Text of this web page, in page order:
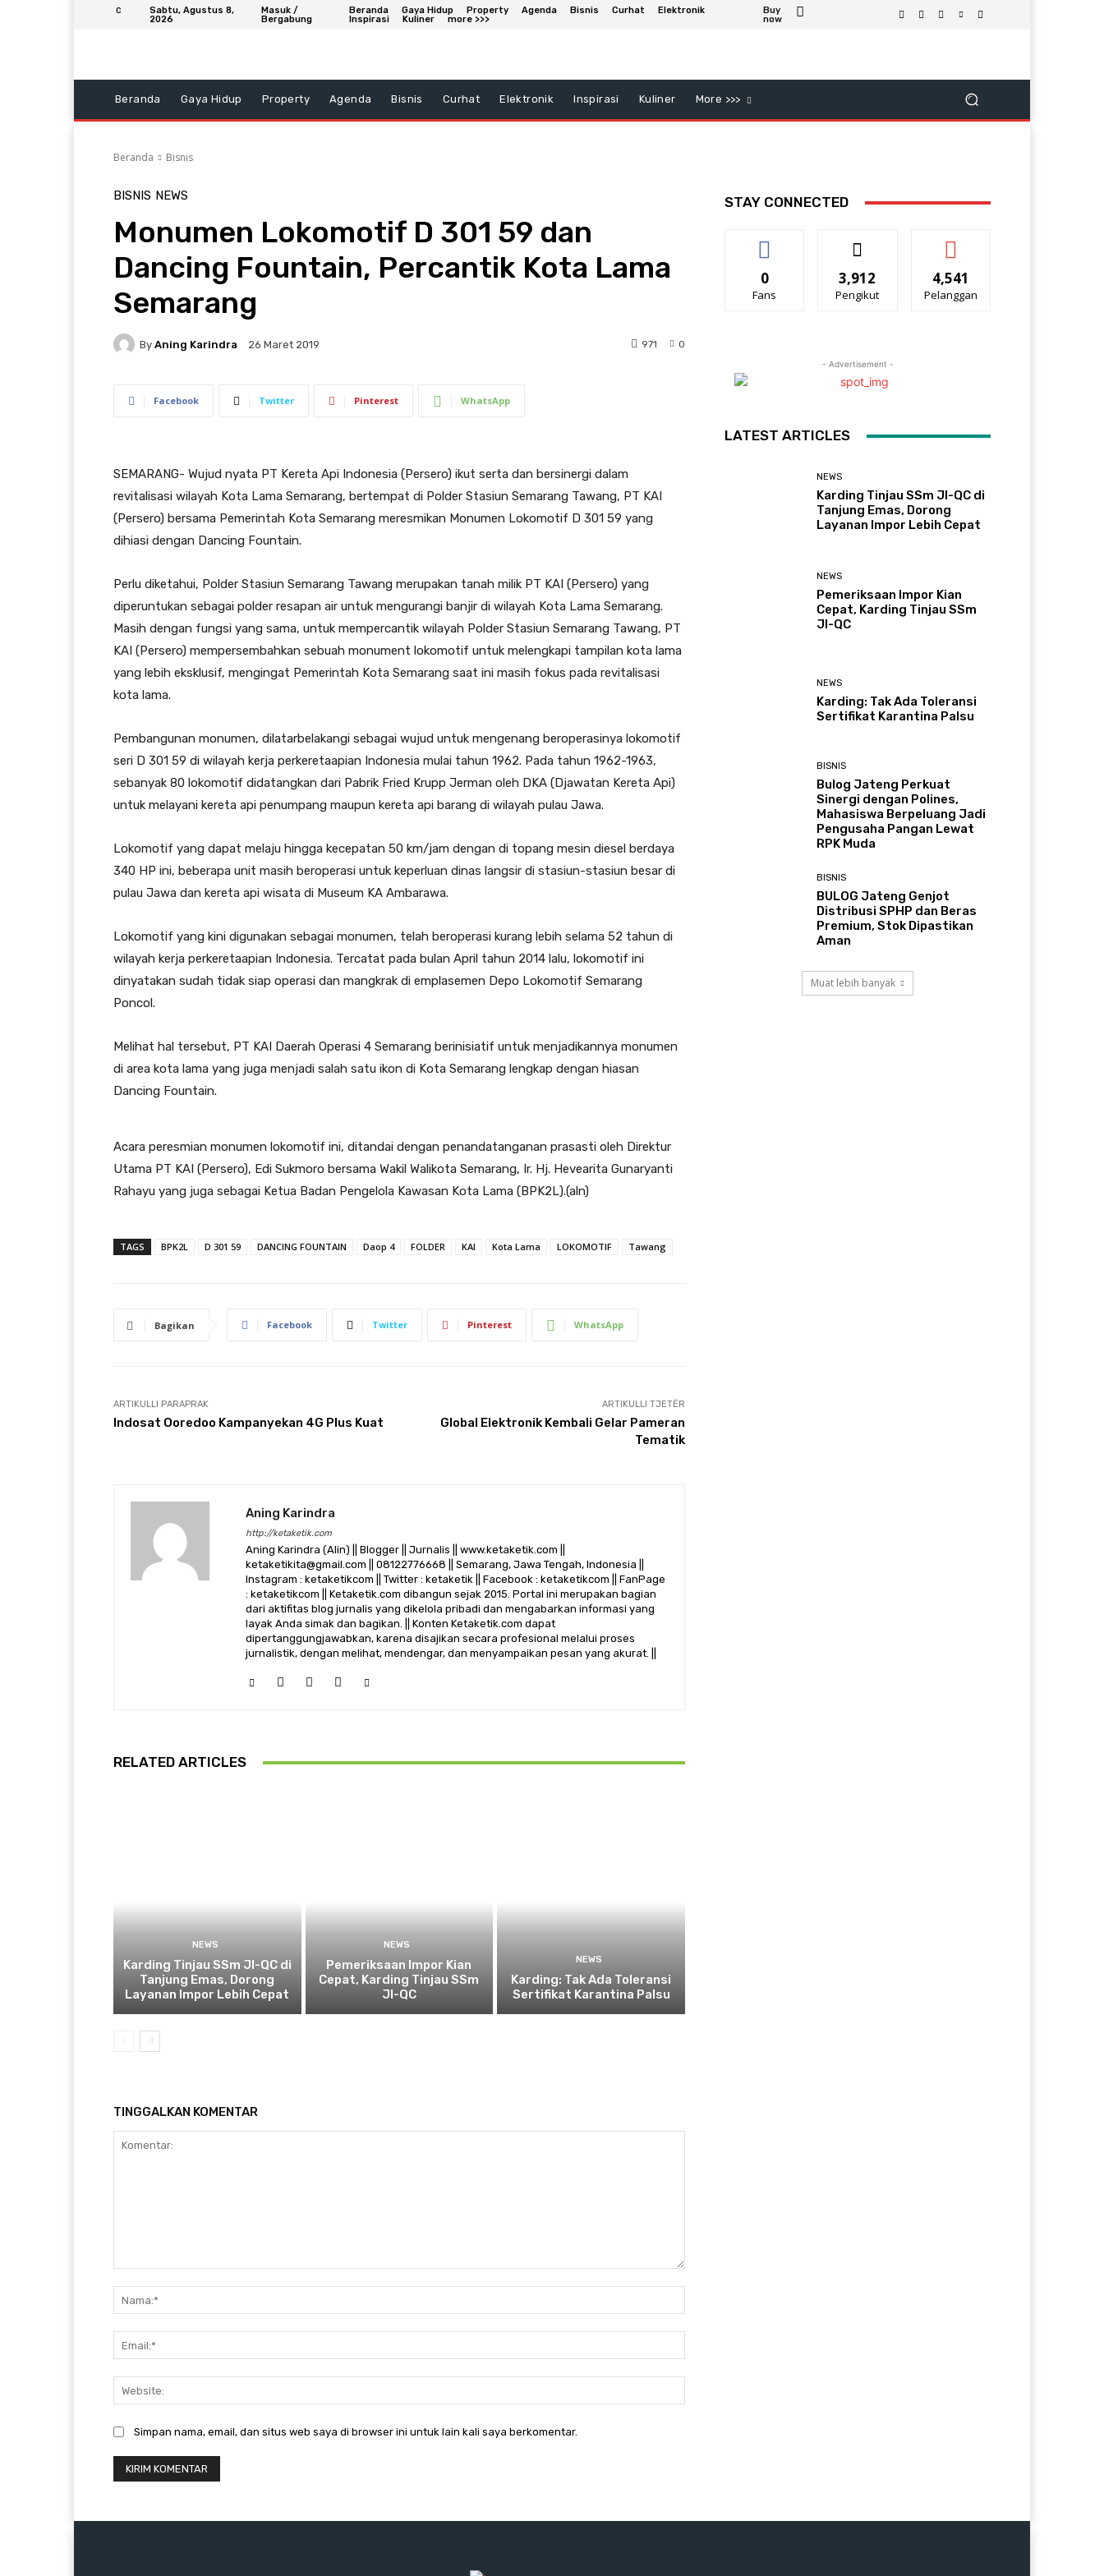
C
Sabtu, Agustus 8,
2026
Masuk /
Bergabung
Beranda Gaya Hidup Property Agenda Bisnis Curhat
Elektronik
Inspirasi
Kuliner more >>>
Buy
now
Beranda Gaya Hidup Property Agenda Bisnis Curhat Elektronik Inspirasi Kuliner More >>>
Beranda Bisnis
BISNIS NEWS
Monumen Lokomotif D 301 59 dan
Dancing Fountain, Percantik Kota Lama
Semarang
By Aning Karindra 26 Maret 2019 0
971
Facebook Twitter Pinterest WhatsApp
SEMARANG- Wujud nyata PT Kereta Api Indonesia (Persero) ikut serta dan bersinergi dalam
revitalisasi wilayah Kota Lama Semarang, bertempat di Polder Stasiun Semarang Tawang, PT KAI
(Persero) bersama Pemerintah Kota Semarang meresmikan Monumen Lokomotif D 301 59 yang
dihiasi dengan Dancing Fountain.
Perlu diketahui, Polder Stasiun Semarang Tawang merupakan tanah milik PT KAI (Persero) yang
diperuntukan sebagai polder resapan air untuk mengurangi banjir di wilayah Kota Lama Semarang.
Masih dengan fungsi yang sama, untuk mempercantik wilayah Polder Stasiun Semarang Tawang, PT
KAI (Persero) mempersembahkan sebuah monument lokomotif untuk melengkapi tampilan kota lama
yang lebih eksklusif, mengingat Pemerintah Kota Semarang saat ini masih fokus pada revitalisasi
kota lama.
Pembangunan monumen, dilatarbelakangi sebagai wujud untuk mengenang beroperasinya lokomotif
seri D 301 59 di wilayah kerja perkeretaapian Indonesia mulai tahun 1962. Pada tahun 1962-1963,
sebanyak 80 lokomotif didatangkan dari Pabrik Fried Krupp Jerman oleh DKA (Djawatan Kereta Api)
untuk melayani kereta api penumpang maupun kereta api barang di wilayah pulau Jawa.
Lokomotif yang dapat melaju hingga kecepatan 50 km/jam dengan di topang mesin diesel berdaya
340 HP ini, beberapa unit masih beroperasi untuk keperluan dinas langsir di stasiun-stasiun besar di
pulau Jawa dan kereta api wisata di Museum KA Ambarawa.
Lokomotif yang kini digunakan sebagai monumen, telah beroperasi kurang lebih selama 52 tahun di
wilayah kerja perkeretaapian Indonesia. Tercatat pada bulan April tahun 2014 lalu, lokomotif ini
dinyatakan sudah tidak siap operasi dan mangkrak di emplasemen Depo Lokomotif Semarang
Poncol.
Melihat hal tersebut, PT KAI Daerah Operasi 4 Semarang berinisiatif untuk menjadikannya monumen
di area kota lama yang juga menjadi salah satu ikon di Kota Semarang lengkap dengan hiasan
Dancing Fountain.
Acara peresmian monumen lokomotif ini, ditandai dengan penandatanganan prasasti oleh Direktur
Utama PT KAI (Persero), Edi Sukmoro bersama Wakil Walikota Semarang, Ir. Hj. Hevearita Gunaryanti
Rahayu yang juga sebagai Ketua Badan Pengelola Kawasan Kota Lama (BPK2L).(aln)
TAGS BPK2L D 301 59 DANCING FOUNTAIN Daop 4 FOLDER KAI Kota Lama LOKOMOTIF Tawang
Bagikan Facebook Twitter Pinterest WhatsApp
ARTIKULLI PARAPRAK
Indosat Ooredoo Kampanyekan 4G Plus Kuat
ARTIKULLI TJETËR
Global Elektronik Kembali Gelar Pameran
Tematik
Aning Karindra
http://ketaketik.com
Aning Karindra (Alin) || Blogger || Jurnalis || www.ketaketik.com ||
ketaketikita@gmail.com || 08122776668 || Semarang, Jawa Tengah, Indonesia ||
Instagram : ketaketikcom || Twitter : ketaketik || Facebook : ketaketikcom || FanPage
: ketaketikcom || Ketaketik.com dibangun sejak 2015. Portal ini merupakan bagian
dari aktifitas blog jurnalis yang dikelola pribadi dan mengabarkan informasi yang
layak Anda simak dan bagikan. || Konten Ketaketik.com dapat
dipertanggungjawabkan, karena disajikan secara profesional melalui proses
jurnalistik, dengan melihat, mendengar, dan menyampaikan pesan yang akurat. ||
RELATED ARTICLES
NEWS
Karding Tinjau SSm JI-QC di
Tanjung Emas, Dorong
Layanan Impor Lebih Cepat
NEWS
Pemeriksaan Impor Kian
Cepat, Karding Tinjau SSm
JI-QC
NEWS
Karding: Tak Ada Toleransi
Sertifikat Karantina Palsu
TINGGALKAN KOMENTAR
Simpan nama, email, dan situs web saya di browser ini untuk lain kali saya berkomentar.
STAY CONNECTED
0
Fans
3,912
Pengikut
4,541
Pelanggan
- Advertisement -
LATEST ARTICLES
NEWS
Karding Tinjau SSm JI-QC di
Tanjung Emas, Dorong
Layanan Impor Lebih Cepat
NEWS
Pemeriksaan Impor Kian
Cepat, Karding Tinjau SSm
JI-QC
NEWS
Karding: Tak Ada Toleransi
Sertifikat Karantina Palsu
BISNIS
Bulog Jateng Perkuat
Sinergi dengan Polines,
Mahasiswa Berpeluang Jadi
Pengusaha Pangan Lewat
RPK Muda
BISNIS
BULOG Jateng Genjot
Distribusi SPHP dan Beras
Premium, Stok Dipastikan
Aman
Muat lebih banyak